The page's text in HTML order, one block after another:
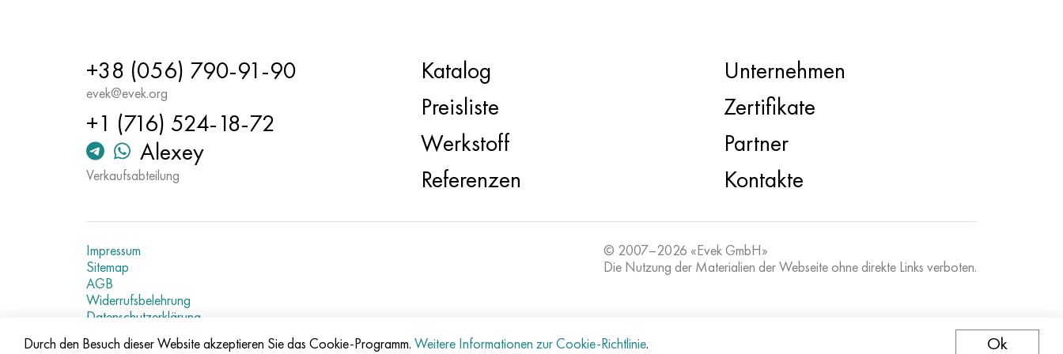
+38 (056) 790-91-90
evek@evek.org
+1 (716) 524-18-72
Alexey
Verkaufsabteilung
Katalog
Preisliste
Werkstoff
Referenzen
Unternehmen
Zertifikate
Partner
Kontakte
Impressum
Sitemap
AGB
Widerrufsbelehrung
Datenschutzerklärung
Aktuelle Metallpreise
© 2007–2026 «Evek GmbH»
Die Nutzung der Materialien der Webseite ohne direkte Links verboten.
Durch den Besuch dieser Website akzeptieren Sie das Cookie-Programm. Weitere Informationen zur Cookie-Richtlinie. Ok